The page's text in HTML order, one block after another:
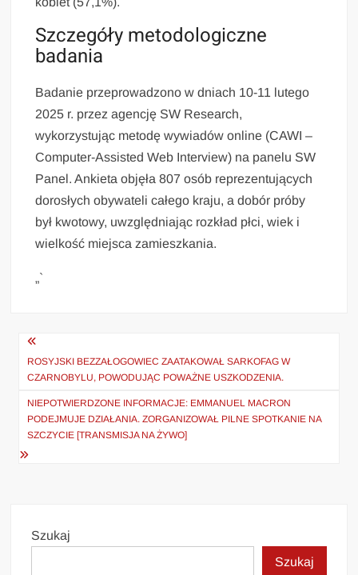
Szczegóły metodologiczne
badania
Badanie przeprowadzono w dniach 10-11 lutego
2025 r. przez agencję SW Research,
wykorzystując metodę wywiadów online (CAWI –
Computer-Assisted Web Interview) na panelu SW
Panel. Ankieta objęła 807 osób reprezentujących
dorosłych obywateli całego kraju, a dobór próby
był kwotowy, uwzględniając rozkład płci, wiek i
wielkość miejsca zamieszkania.
„`
Nawigacja
wpisu
ROSYJSKI BEZZAŁOGOWIEC ZAATAKOWAŁ SARKOFAG W
CZARNOBYLU, POWODUJĄC POWAŻNE USZKODZENIA.
NIEPOTWIERDZONE INFORMACJE: EMMANUEL MACRON
PODEJMUJE DZIAŁANIA. ZORGANIZOWAŁ PILNE SPOTKANIE NA
SZCZYCIE [TRANSMISJA NA ŻYWO]
Szukaj
Szukaj